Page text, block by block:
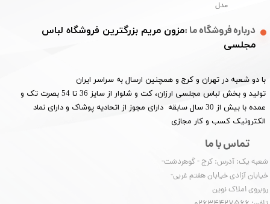
درباره فروشگاه ما :مزون مریم بزرگترین فروشگاه لباس
مجلسی
با دو شعبه در تهران و کرج و همچنین ارسال به سراسر ایران
تولید و بخش لباس مجلسی ارزان، کت و شلوار از سایز 36 تا 54 بصرت تک و
عمده با بیش از 30 سال سابقه دارای مجوز از اتحادیه پوشاک و دارای نماد
الکترونیک کسب و کار مجازی
تماس با ما
شعبه یک: آدرس: کرج - گوهردشت-
خیابان آزادی خیابان هفتم غربی-
روبروی املاک نوین
مدل